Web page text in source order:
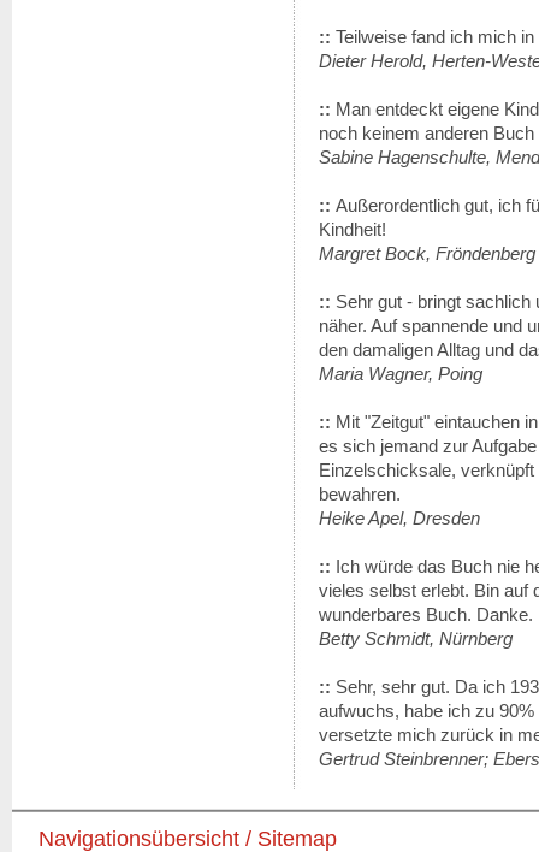
:: Teilweise fand ich mich
Dieter Herold, Herten-
:: Man entdeckt eigene
noch keinem anderen Buch
Sabine Hagenschulte,
:: Außerordentlich gut, ich
Kindheit!
Margret Bock, Fröndenberg
:: Sehr gut - bringt sachlich
näher. Auf spannende und
den damaligen Alltag und
Maria Wagner, Poing
:: Mit "Zeitgut" eintauchen
es sich jemand zur
Einzelschicksale,
bewahren.
Heike Apel, Dresden
:: Ich würde das Buch nie
vieles selbst erlebt. Bin auf
wunderbares Buch. Danke.
Betty Schmidt, Nürnberg
:: Sehr, sehr gut. Da ich
aufwuchs, habe ich zu
versetzte mich zurück in
Gertrud Steinbrenner;
Navigationsübersicht / Sitemap